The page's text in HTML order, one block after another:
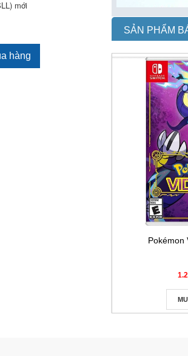
mới
hàng
SẢN PHẨM
Pokémon